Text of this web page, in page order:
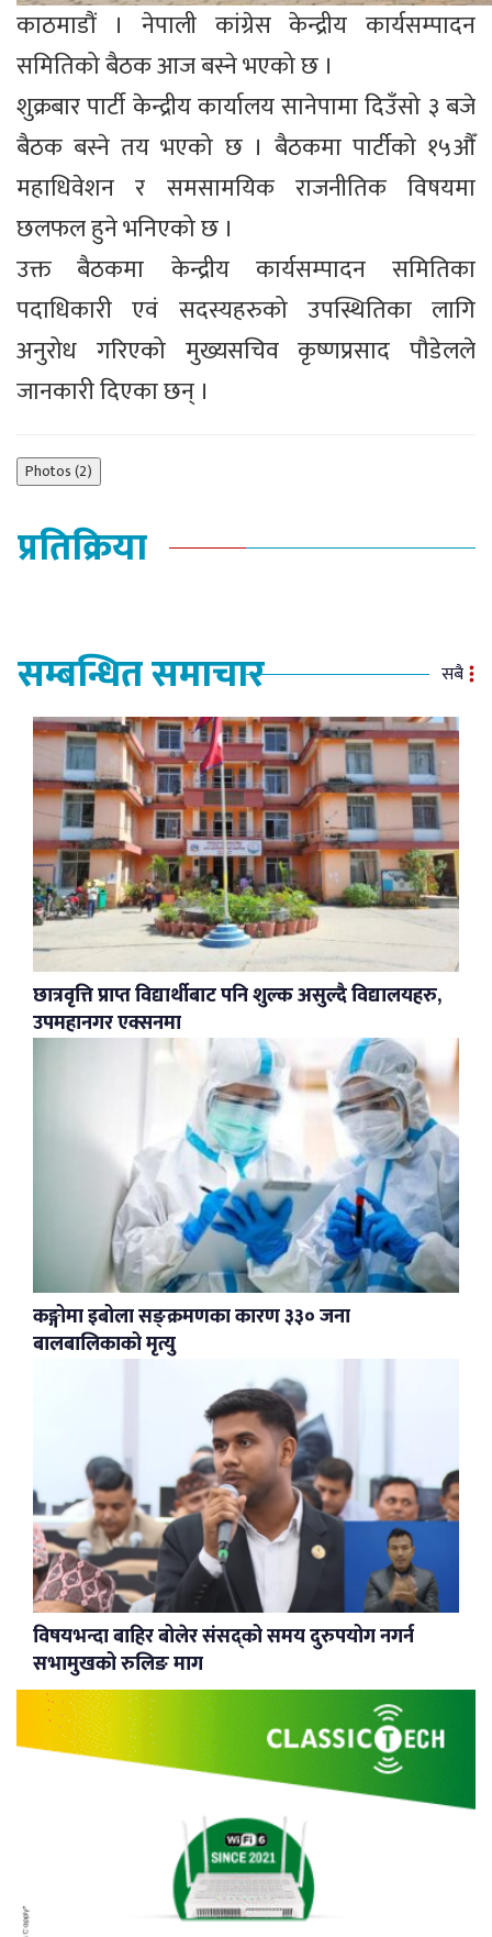
काठमाडौं । नेपाली कांग्रेस केन्द्रीय कार्यसम्पादन
समितिको बैठक आज बस्ने भएको छ ।
शुक्रबार पार्टी केन्द्रीय कार्यालय सानेपामा दिउँसो ३ बजे
बैठक बस्ने तय भएको छ । बैठकमा पार्टीको १५औँ
महाधिवेशन र समसामयिक राजनीतिक विषयमा
छलफल हुने भनिएको छ ।
उक्त बैठकमा केन्द्रीय कार्यसम्पादन समितिका
पदाधिकारी एवं सदस्यहरुको उपस्थितिका लागि
अनुरोध गरिएको मुख्यसचिव कृष्णप्रसाद पौडेलले
जानकारी दिएका छन् ।
Photos (2)
प्रतिक्रिया
सम्बन्धित समाचार सबै
छात्रवृत्ति प्राप्त विद्यार्थीबाट पनि शुल्क असुल्दै विद्यालयहरु,
उपमहानगर एक्सनमा
कङ्गोमा इबोला सङ्क्रमणका कारण ३३० जना
बालबालिकाको मृत्यु
विषयभन्दा बाहिर बोलेर संसद्को समय दुरुपयोग नगर्न
सभामुखको रुलिङ माग